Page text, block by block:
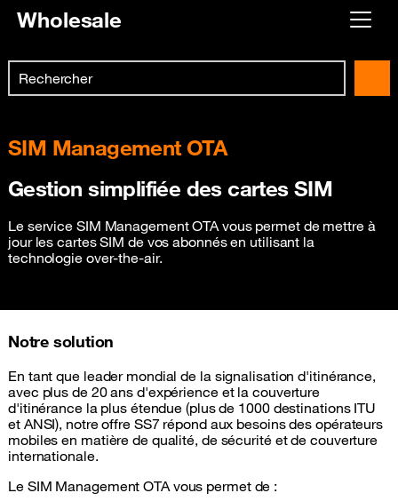
Wholesale
Already customer ?
Search
SIM Management OTA
Gestion simplifiée des cartes SIM
Le service SIM Management OTA vous permet de mettre à
jour les cartes SIM de vos abonnés en utilisant la
technologie over-the-air.
Notre solution
En tant que leader mondial de la signalisation d'itinérance,
avec plus de 20 ans d'expérience et la couverture
d'itinérance la plus étendue (plus de 1000 destinations ITU
et ANSI), notre offre SS7 répond aux besoins des opérateurs
mobiles en matière de qualité, de sécurité et de couverture
internationale.
Le SIM Management OTA vous permet de :